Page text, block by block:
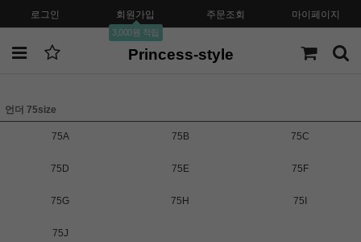
로그인 회원가입
3,000원 적립
주문조회 마이페이지
Princess-style
언더 75size
75A 75B 75C
75D 75E 75F
75G 75H 75I
75J